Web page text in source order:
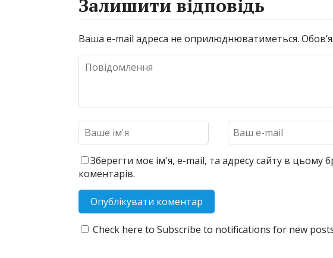
Залишити відповідь
Ваша e-mail адреса не оприлюднюватиметься.
Зберегти моє ім'я, e-mail, та адресу сайту в цьому
коментарів.
Check here to Subscribe to notifications for new